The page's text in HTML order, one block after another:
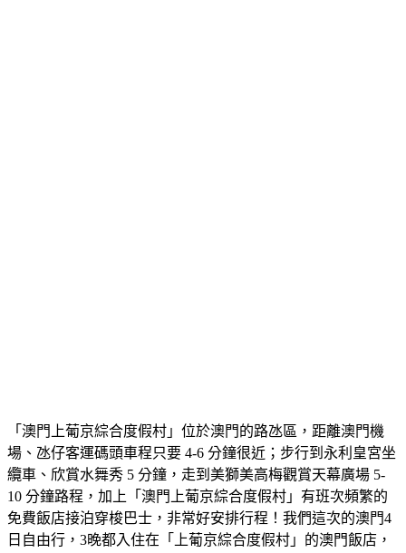
「澳門上葡京綜合度假村」位於澳門的路氹區，距離澳門機
場、氹仔客運碼頭車程只要 4-6 分鐘很近；步行到永利皇宮坐
纜車、欣賞水舞秀 5 分鐘，走到美獅美高梅觀賞天幕廣場 5-
10 分鐘路程，加上「澳門上葡京綜合度假村」有班次頻繁的
免費飯店接泊穿梭巴士，非常好安排行程！我們這次的澳門4
日自由行，3晚都入住在「上葡京綜合度假村」的澳門飯店，